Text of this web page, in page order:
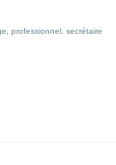
professionnel, secrétaire